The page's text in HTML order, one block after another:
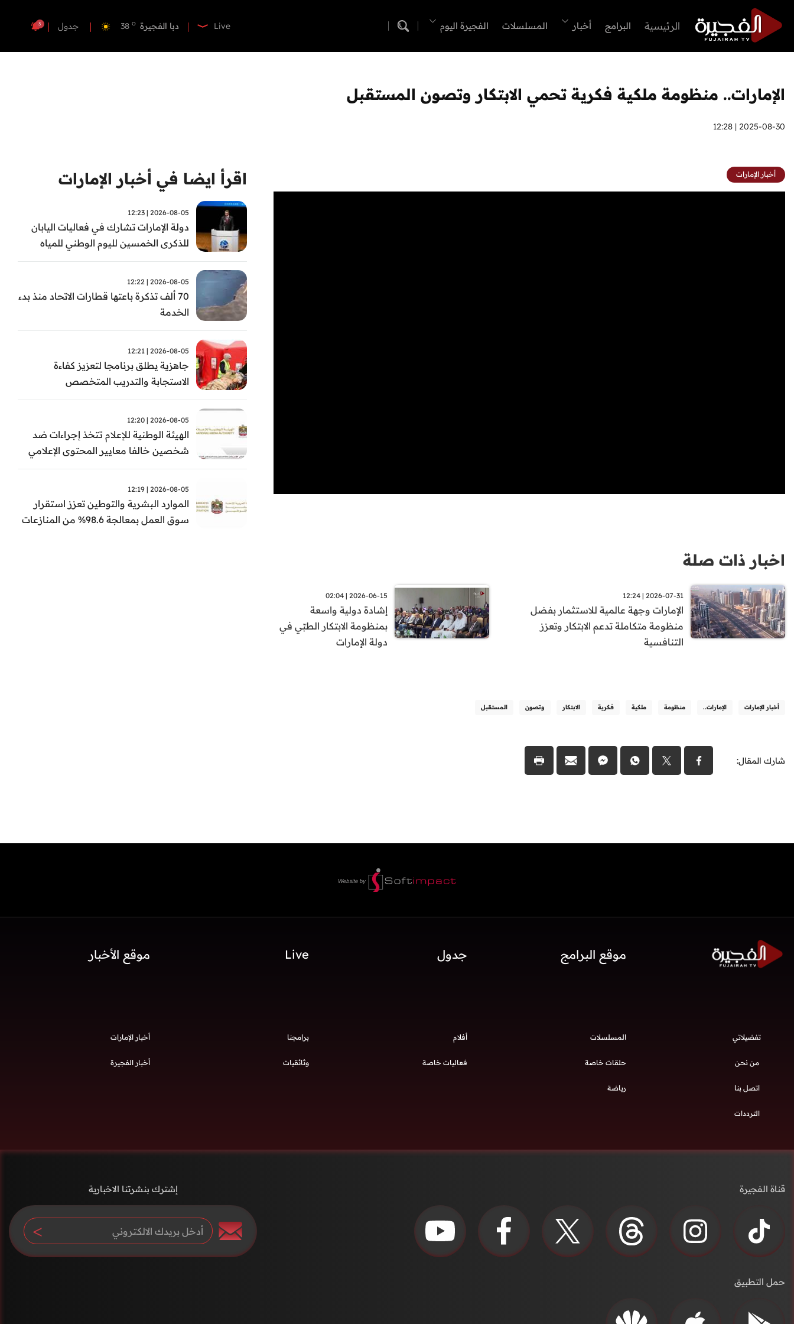
الرئيسية البرامج أخبار المسلسلات الفجيرة اليوم Live دبا الفجيرة 38 o جدول 3
الإمارات.. منظومة ملكية فكرية تحمي الابتكار وتصون المستقبل
2025-08-30 | 12:28
أخبار الإمارات
اخبار ذات صلة
2026-07-31 | 12:24
الإمارات وجهة عالمية للاستثمار بفضل
منظومة متكاملة تدعم الابتكار وتعزز
التنافسية
2026-06-15 | 02:04
إشادة دولية واسعة
بمنظومة الابتكار الطبّي في
دولة الإمارات
أخبار الإمارات الإمارات.. منظومة ملكية فكرية الابتكار وتصون المستقبل
شارك المقال:
اقرأ ايضا في أخبار الإمارات
2026-08-05 | 12:23
دولة الإمارات تشارك في فعاليات اليابان
للذكرى الخمسين لليوم الوطني للمياه
وأسبوع المياه
2026-08-05 | 12:22
70 ألف تذكرة باعتها قطارات الاتحاد منذ بدء
الخدمة
2026-08-05 | 12:21
جاهزية يطلق برنامجا لتعزيز كفاءة
الاستجابة والتدريب المتخصص
2026-08-05 | 12:20
الهيئة الوطنية للإعلام تتخذ إجراءات ضد
شخصين خالفا معايير المحتوى الإعلامي
2026-08-05 | 12:19
الموارد البشرية والتوطين تعزز استقرار
سوق العمل بمعالجة 98.6% من المنازعات
موقع البرامج جدول Live موقع الأخبار
تفضيلاتي
من نحن
اتصل بنا
الترددات
المسلسلات أفلام برامجنا
حلقات خاصة فعاليات خاصة وثائقيات
رياضة
أخبار الإمارات
أخبار الفجيرة
قناة الفجيرة
حمل التطبيق
إشترك بنشرتنا الاخبارية